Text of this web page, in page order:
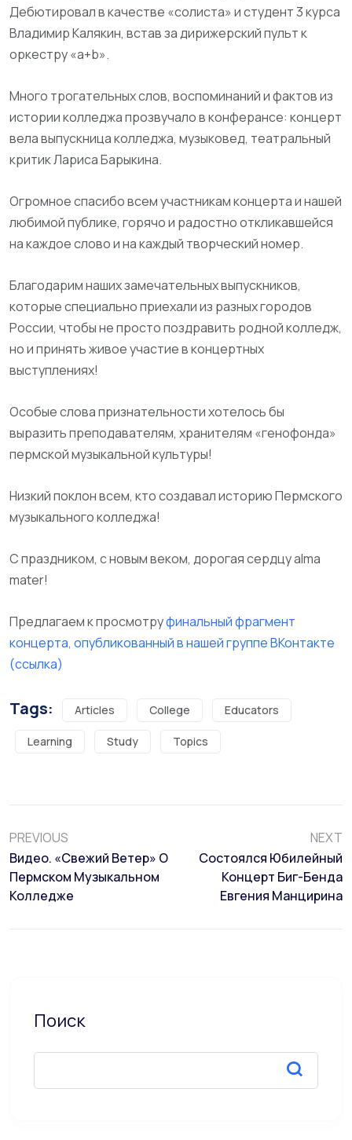
Дебютировал в качестве «солиста» и студент 3 курса
Владимир Калякин, встав за дирижерский пульт к
оркестру «a+b».
Много трогательных слов, воспоминаний и фактов из
истории колледжа прозвучало в конферансе: концерт
вела выпускница колледжа, музыковед, театральный
критик Лариса Барыкина.
Огромное спасибо всем участникам концерта и нашей
любимой публике, горячо и радостно откликавшейся
на каждое слово и на каждый творческий номер.
Благодарим наших замечательных выпускников,
которые специально приехали из разных городов
России, чтобы не просто поздравить родной колледж,
но и принять живое участие в концертных
выступлениях!
Особые слова признательности хотелось бы
выразить преподавателям, хранителям «генофонда»
пермской музыкальной культуры!
Низкий поклон всем, кто создавал историю Пермского
музыкального колледжа!
С праздником, с новым веком, дорогая сердцу alma
mater!
Предлагаем к просмотруфинальный фрагмент
концерта, опубликованный в нашей группе ВКонтакте
(ссылка)
Tags: Articles College Educators
Learning Study Topics
PREVIOUS
Видео. «Свежий Ветер» О
Пермском Музыкальном
Колледже
NEXT
Состоялся Юбилейный
Концерт Биг-Бенда
Евгения Манцирина
Поиск